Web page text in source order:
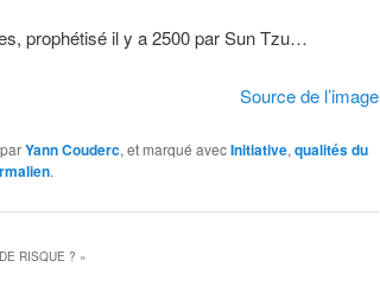
prophétisé il y a 2500 par Sun Tzu…
Source de l’image
parYann Couderc, et marqué avecInitiative, qualités du
.
RISQUE ? »